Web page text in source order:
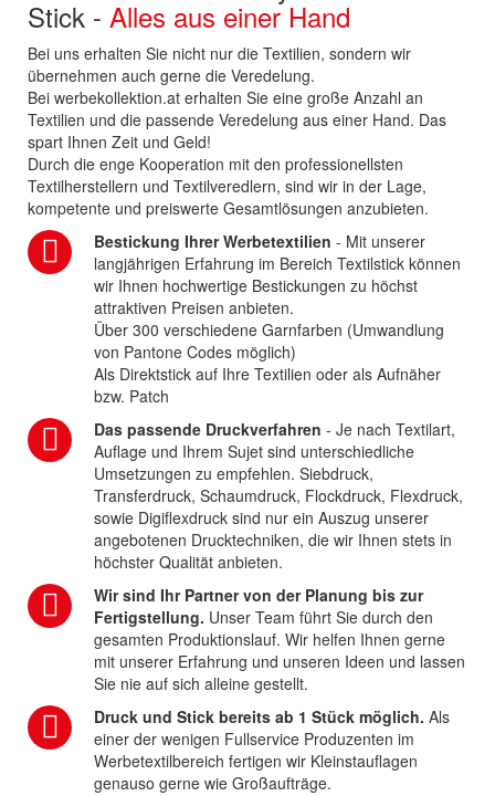
Stick - Alles aus einer Hand
Bei uns erhalten Sie nicht nur die Textilien, sondern wir
übernehmen auch gerne die Veredelung.
Bei werbekollektion.at erhalten Sie eine große Anzahl an
Textilien und die passende Veredelung aus einer Hand. Das
spart Ihnen Zeit und Geld!
Durch die enge Kooperation mit den professionellsten
Textilherstellern und Textilveredlern, sind wir in der Lage,
kompetente und preiswerte Gesamtlösungen anzubieten.
Bestickung Ihrer Werbetextilien - Mit unserer
langjährigen Erfahrung im Bereich Textilstick können
wir Ihnen hochwertige Bestickungen zu höchst
attraktiven Preisen anbieten.
Über 300 verschiedene Garnfarben (Umwandlung
von Pantone Codes möglich)
Als Direktstick auf Ihre Textilien oder als Aufnäher
bzw. Patch
Das passende Druckverfahren - Je nach Textilart,
Auflage und Ihrem Sujet sind unterschiedliche
Umsetzungen zu empfehlen. Siebdruck,
Transferdruck, Schaumdruck, Flockdruck, Flexdruck,
sowie Digiflexdruck sind nur ein Auszug unserer
angebotenen Drucktechniken, die wir Ihnen stets in
höchster Qualität anbieten.
Wir sind Ihr Partner von der Planung bis zur
Fertigstellung. Unser Team führt Sie durch den
gesamten Produktionslauf. Wir helfen Ihnen gerne
mit unserer Erfahrung und unseren Ideen und lassen
Sie nie auf sich alleine gestellt.
Druck und Stick bereits ab 1 Stück möglich. Als
einer der wenigen Fullservice Produzenten im
Werbetextilbereich fertigen wir Kleinstauflagen
genauso gerne wie Großaufträge.